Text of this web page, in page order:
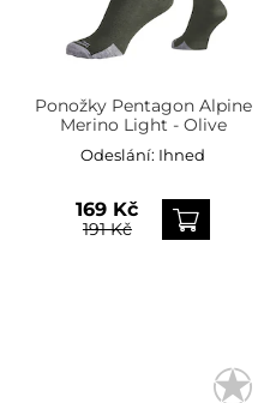
Ponožky Pentagon Alpine
Merino Light - Olive
Odeslání: Ihned
169 Kč
191 Kč